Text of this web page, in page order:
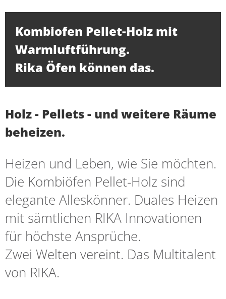
Kombiofen Pellet-Holz mit
Warmluftführung.
Rika Öfen können das.
Holz - Pellets - und weitere Räume
beheizen.
Heizen und Leben, wie Sie möchten.
Die Kombiöfen Pellet-Holz sind
elegante Alleskönner. Duales Heizen
mit sämtlichen RIKA Innovationen
für höchste Ansprüche.
Zwei Welten vereint. Das Multitalent
von RIKA.